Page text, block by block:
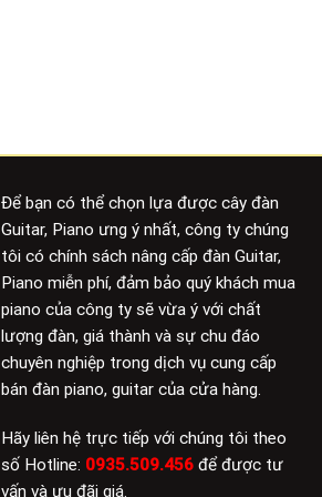
Để bạn có thể chọn lựa được cây đàn
Guitar, Piano ưng ý nhất, công ty chúng
tôi có chính sách nâng cấp đàn Guitar,
Piano miễn phí, đảm bảo quý khách mua
piano của công ty sẽ vừa ý với chất
lượng đàn, giá thành và sự chu đáo
chuyên nghiệp trong dịch vụ cung cấp
bán đàn piano, guitar của cửa hàng.
Hãy liên hệ trực tiếp với chúng tôi theo
số Hotline: 0935.509.456để được tư
vấn và ưu đãi giá.